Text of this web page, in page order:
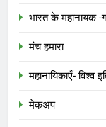
भारत के महानायक -
मंच हमारा
महानायिकाएँ- विश्व
मेकअप